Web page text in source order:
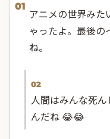
01
アニメの世界みた
ゃったよ。最後の
ね。
02
人間はみんな死
んだね 😂😂